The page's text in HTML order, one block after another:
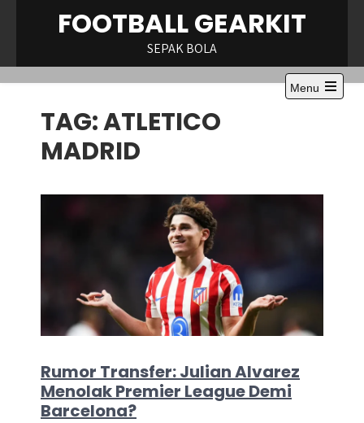
FOOTBALL GEARKIT
SEPAK BOLA
Menu
Open
TAG:ATLETICO
MADRID
Rumor Transfer: Julian Alvarez
Menolak Premier League Demi
Barcelona?